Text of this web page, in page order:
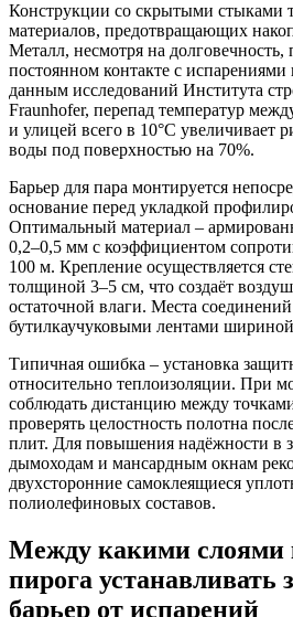
Конструкции со скрытыми стыками
материалов, предотвращающих
Металл, несмотря на
постоянном контакте с
данным исследований Института
Fraunhofer, перепад температур
и улицей всего в 10°C увеличивает
воды под поверхностью на 70%.
Барьер для пара монтируется
основание перед укладкой
Оптимальный материал –
0,2–0,5 мм с коэффициентом
100 м. Крепление осуществляется
толщиной 3–5 см, что создаёт
остаточной влаги. Места
бутилкаучуковыми лентами
Типичная ошибка – установка
относительно теплоизоляции. При
соблюдать дистанцию между
проверять целостность полотна
плит. Для повышения надёжности в
дымоходам и мансардным окнам
двухсторонние самоклеящиеся
полиолефиновых составов.
Между какими слоями
пирога
барьер от испарений